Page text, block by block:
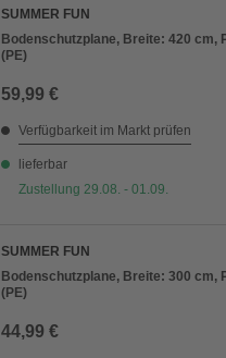
SUMMER FUN
Bodenschutzplane, Breite: 420 cm,
(PE)
59,99 €
Verfügbarkeit im Markt prüfen
lieferbar
Zustellung 29.08. - 01.09.
SUMMER FUN
Bodenschutzplane, Breite: 300 cm,
(PE)
44,99 €